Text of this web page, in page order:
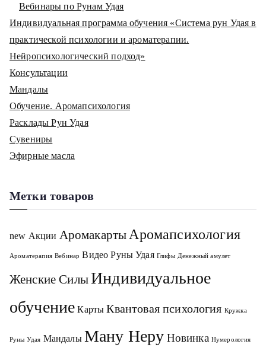
Вебинары по Рунам Удая
Индивидуальная программа обучения «Система рун Удая в
практической психологии и ароматерапии.
Нейропсихологический подход»
Консультации
Мандалы
Обучение. Аромапсихология
Расклады Рун Удая
Сувениры
Эфирные масла
Метки товаров
new Акции Аромакарты Аромапсихология
Ароматерапия Вебинар Видео Руны Удая Глифы Денежный амулет
Женские СилыИндивидуальное
обучение Карты Квантовая психология Кружка
Руны Удая Мандалы Ману Неру Новинка Нумерология